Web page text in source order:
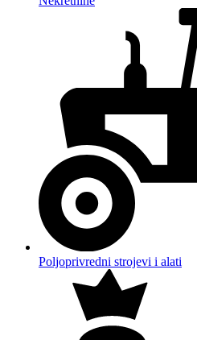
Poljoprivredni strojevi i alati